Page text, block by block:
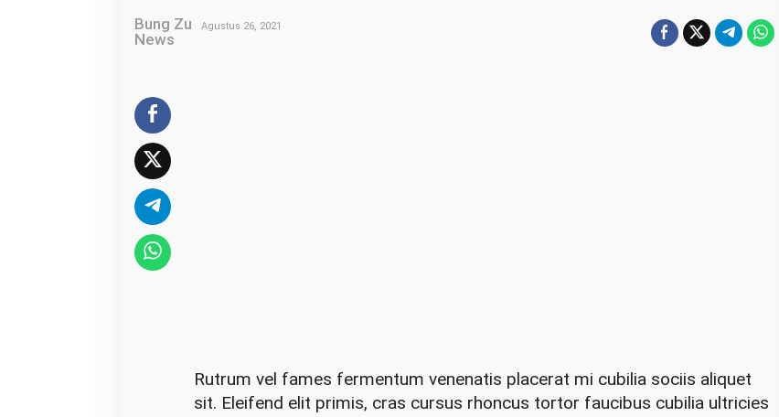
E
e
Y
Bung Zu Agustus 26, 2021
News
Rutrum vel fames fermentum venenatis placerat mi cubilia sociis aliquet
sit. Eleifend elit primis, cras cursus rhoncus tortor faucibus cubilia ultricies